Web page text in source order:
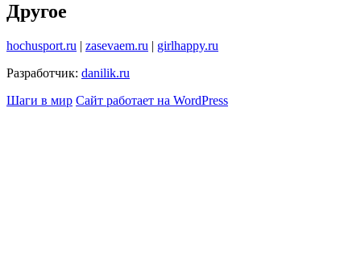
Другое
hochusport.ru | zasevaem.ru | girlhappy.ru
Разработчик: danilik.ru
Шаги в мир Сайт работает на WordPress